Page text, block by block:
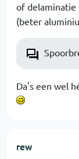
of delaminatie
(beter
Da's een wel
rew